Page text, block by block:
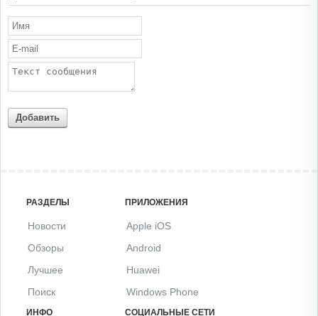
Добавить
РАЗДЕЛЫ
Новости
Обзоры
Лучшее
Поиск
ПРИЛОЖЕНИЯ
Apple iOS
Android
Huawei
Windows Phone
ИНФО СОЦИАЛЬНЫЕ СЕТИ